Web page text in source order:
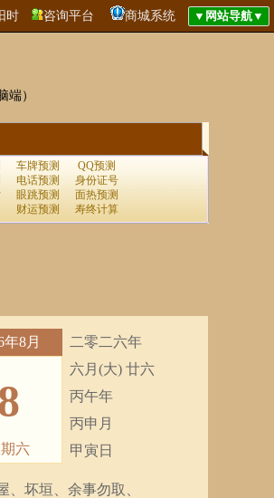
时 咨询平台 商城系统
端）
车牌预测
QQ预测
电话预测
身份证号
眼跳预测
面热预测
财运预测 寿终计算
年8月
六
二零二六年
六月(大) 廿六
丙午年
丙申月
甲寅日
、坏垣、余事勿取、